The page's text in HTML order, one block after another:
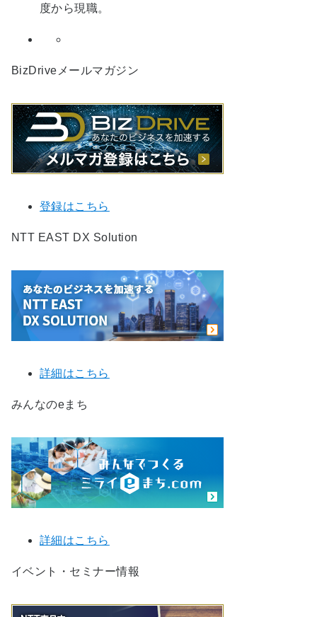
度から現職。
BizDriveメールマガジン
登録はこちら
NTT EAST DX Solution
詳細はこちら
みんなのeまち
詳細はこちら
イベント・セミナー情報